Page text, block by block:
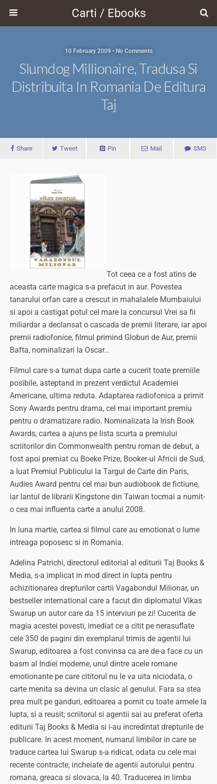
Carti / Ebooks
10 February 2009 • No Comments
Slumdog Millionaire, Tradusa Si
Distribuita In Romania De Editura
Taj
Share Tweet Pin Mail SMS
Tot ceea ce a fost atins de
aceasta carte magica s-a prefacut in aur. Povestea
tanarului orfan care a crescut in mahalalele Mumbaiului
si apoi a castigat potul cel mare la concursul Vrei sa fii
miliardar a declansat o cascada de premii literare, iar apoi
premii radiofonice, filmul primind Globuri de Aur, premii
Bafta, nominalizari la Oscar…
Filmul care s-a turnat dupa carte a cucerit toate premiile
posibile, asteptand in prezent verdictul Academiei
Americane, ultima reduta. Adaptarea radiofonica a primit
Sony Awards pentru drama, cel mai important premiu
pentru o dramatizare radio. Nominalizata la Irish Book
Awards, cartea a ajuns pe lista scurta a premiului
scriitorilor din Commonwealth pentru roman de debut, a
fost apoi premiat cu Boeke Prize, Booker-ul Africii de Sud,
a luat Premiul Publicului la Targul de Carte din Paris,
Audies Award pentru cel mai bun audiobook de fictiune,
iar lantul de librarii Kingstone din Taiwan tocmai a numit-
o cea mai influenta carte a anului 2008.
In luna martie, cartea si filmul care au emotionat o lume
intreaga poposesc si in Romania.
Adelina Patrichi, directorul editorial al editurii Taj Books &
Media, s-a implicat in mod direct in lupta pentru
achizitionarea drepturilor cartii Vagabondul Milionar, un
bestseller international care a facut din diplomatul Vikas
Swarup un autor care da 15 interviuri pe zi! Cucerita de
magia acestei povesti, imediat ce a citit pe nerasuflate
cele 350 de pagini din exemplarul trimis de agentii lui
Swarup, editoarea a fost convinsa ca are de-a face cu un
basm al Indiei moderne, unul dintre acele romane
emotionante pe care cititorul nu le va uita niciodata, o
carte menita sa devina un clasic al genului. Fara sa stea
prea mult pe ganduri, editoarea a pornit cu toate armele la
lupta, si a reusit; scriitorul si agentii sai au preferat oferta
editurii Taj Books & Media si i-au incredintat drepturile de
publicare. In acest moment, numarul limbilor in care se
traduce cartea lui Swarup s-a ridicat, odata cu cele mai
recente contracte, incheiate de agentii autorului pentru
romana, greaca si slovaca, la 40. Traducerea in limba